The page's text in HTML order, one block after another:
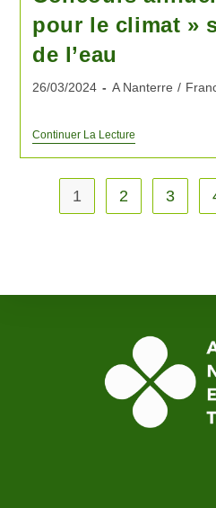
pour le climat »
de l’eau
26/03/2024 A Nanterre /
Continuer La Lecture
1 2 3